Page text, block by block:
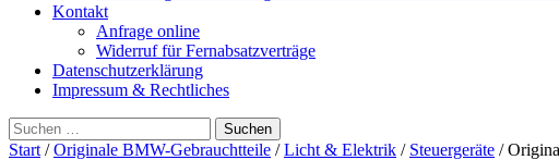
Kontakt
Anfrage online
Widerruf für Fernabsatzverträge
Datenschutzerklärung
Impressum & Rechtliches
Suchen
nach:
Start /Originale BMW-Gebrauchtteile /Licht & Elektrik / Steuergeräte /